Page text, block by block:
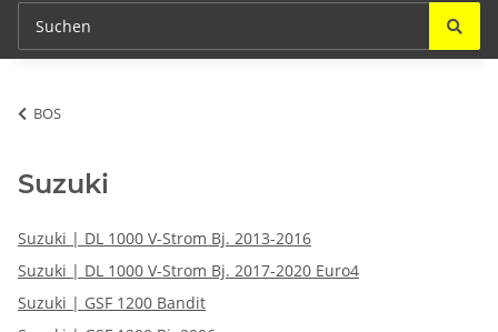
BOS
Suzuki
Suzuki | DL 1000 V-Strom Bj. 2013-2016
Suzuki | DL 1000 V-Strom Bj. 2017-2020 Euro4
Suzuki | GSF 1200 Bandit